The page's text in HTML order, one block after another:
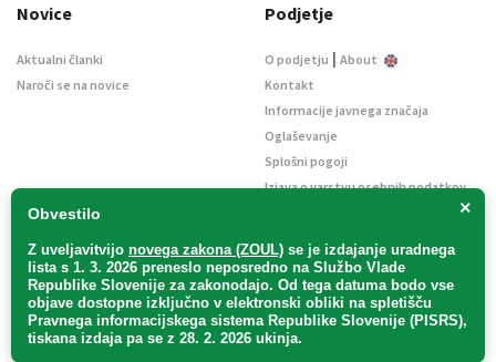
×
Obvestilo
Z uveljavitvijo novega zakona (ZOUL) se je izdajanje uradnega
lista s 1. 3. 2026 preneslo neposredno na Službo Vlade
Republike Slovenije za zakonodajo. Od tega datuma bodo vse
objave dostopne izključno v elektronski obliki na spletišču
Pravnega informacijskega sistema Republike Slovenije (PISRS),
tiskana izdaja pa se z 28. 2. 2026 ukinja.
Novice
Aktualni članki
Naroči se na novice
Podjetje
O podjetju | About
Kontakt
Informacije javnega značaja
Oglaševanje
Splošni pogoji
Izjava o varstvu osebnih podatkov
Uradni list d. o. o. – v likvidaciji / Vse pravice pridržane.